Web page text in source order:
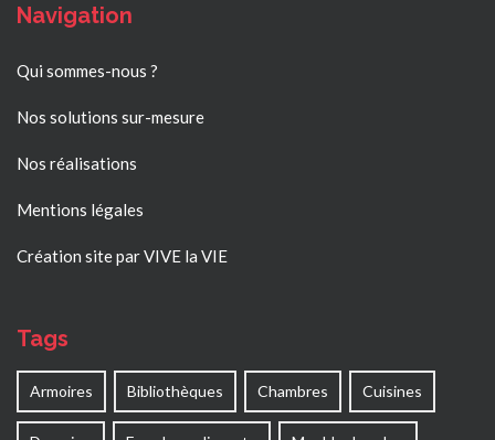
Navigation
Qui sommes-nous ?
Nos solutions sur-mesure
Nos réalisations
Mentions légales
Création site par VIVE la VIE
Tags
Armoires Bibliothèques Chambres Cuisines